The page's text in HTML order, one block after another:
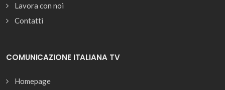
Lavora con noi
Contatti
COMUNICAZIONE ITALIANA TV
Homepage